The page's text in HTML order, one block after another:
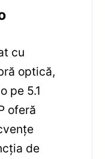
cu
optică,
pe 5.1
oferă
de